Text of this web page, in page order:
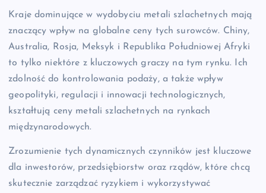
Kraje dominujące w wydobyciu metali szlachetnych mają
znaczący wpływ na globalne ceny tych surowców. Chiny,
Australia, Rosja, Meksyk i Republika Południowej Afryki
to tylko niektóre z kluczowych graczy na tym rynku. Ich
zdolność do kontrolowania podaży, a także wpływ
geopolityki, regulacji i innowacji technologicznych,
kształtują ceny metali szlachetnych na rynkach
międzynarodowych.
Zrozumienie tych dynamicznych czynników jest kluczowe
dla inwestorów, przedsiębiorstw oraz rządów, które chcą
skutecznie zarządzać ryzykiem i wykorzystywać